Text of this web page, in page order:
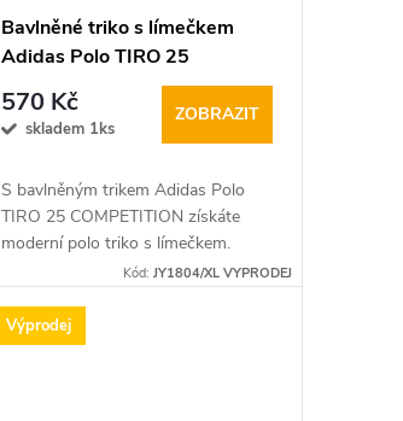
Bavlněné triko s límečkem
Adidas Polo TIRO 25
COMPETITION černé vel.2XL
570 Kč
skladem 1ks
ZOBRAZIT
S bavlněným trikem Adidas Polo
TIRO 25 COMPETITION získáte
moderní polo triko s límečkem.
Kombinace bavlny a polyesteru.
Kód: JY1804/XL VYPRODEJ
Výprodej